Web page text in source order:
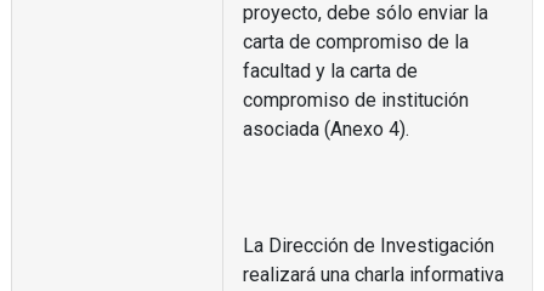
proyecto, debe sólo enviar la
carta de compromiso de la
facultad y la carta de
compromiso de institución
asociada (Anexo 4).
La Dirección de Investigación
realizará una charla informativa